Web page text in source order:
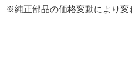
※純正部品の価格変動により変